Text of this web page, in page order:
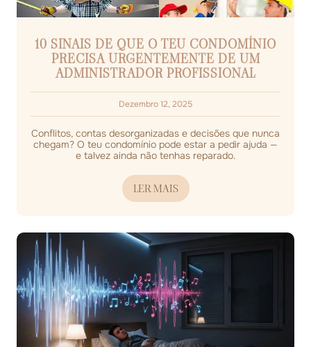
10 SINAIS DE QUE O TEU CONDOMÍNIO
PRECISA URGENTEMENTE DE UM
ADMINISTRADOR PROFISSIONAL
Dezembro 12, 2025
Conflitos, contas desorganizadas e decisões que nunca
chegam? O teu condomínio pode estar a pedir ajuda —
e talvez ainda não tenhas reparado.
LER MAIS